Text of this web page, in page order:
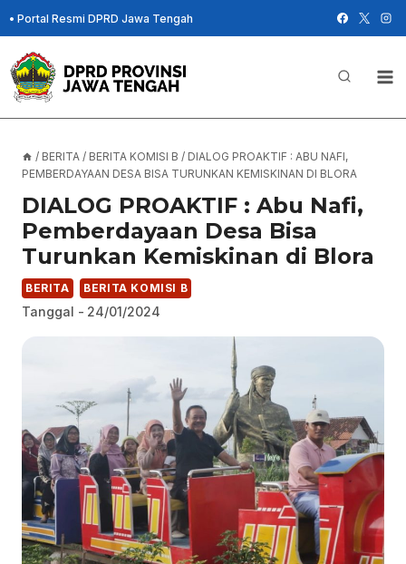
Skip
to
content
• Portal Resmi DPRD Jawa Tengah
/ BERITA / BERITA KOMISI B / DIALOG PROAKTIF : ABU NAFI,
PEMBERDAYAAN DESA BISA TURUNKAN KEMISKINAN DI BLORA
DIALOG PROAKTIF : Abu Nafi,
Pemberdayaan Desa Bisa
Turunkan Kemiskinan di Blora
BERITA BERITA KOMISI B
Tanggal - 24/01/2024